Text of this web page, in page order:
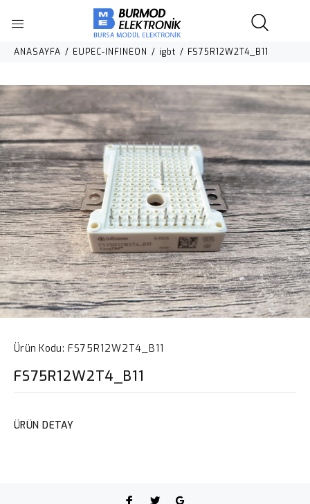
ANASAYFA EUPEC-INFINEON igbt FS75R12W2T4_B11
Ürün Kodu: FS75R12W2T4_B11
FS75R12W2T4_B11
ÜRÜN DETAY